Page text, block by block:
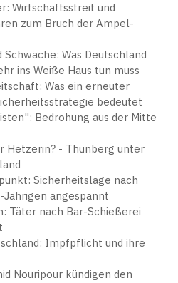
Wirtschaftsstreit und
zum Bruch der Ampel-
Was Deutschland
ins Weiße Haus tun muss
Was ein erneuter
bedeutet
Bedrohung aus der Mitte
Hetzerin? - Thunberg unter
Sicherheitslage nach
angespannt
Täter nach Bar-Schießerei
Impfpflicht und ihre
Nouripour kündigen den